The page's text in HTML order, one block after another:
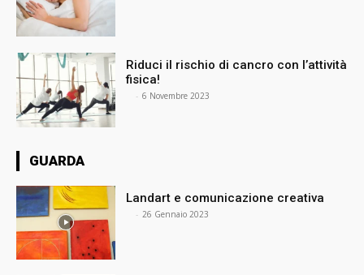
Riduci il rischio di cancro con l’attività
fisica!
- 6 Novembre 2023
GUARDA
Landart e comunicazione creativa
- 26 Gennaio 2023